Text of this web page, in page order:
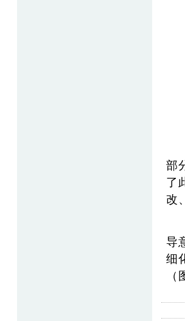
部
了
改
导
细
（